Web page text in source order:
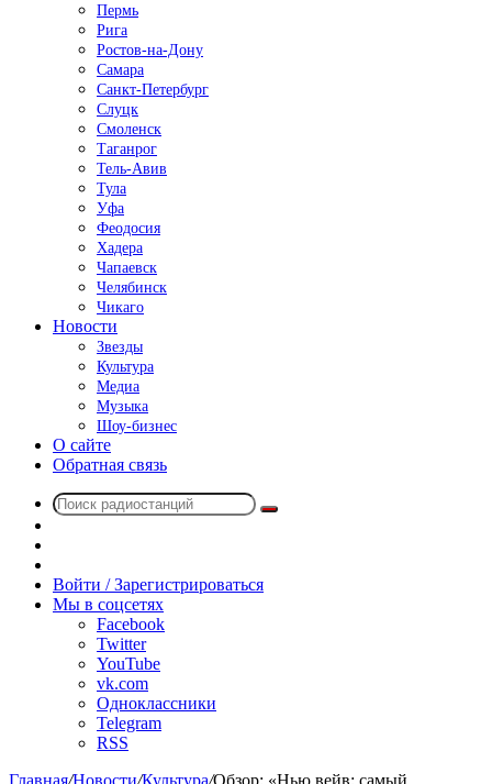
Пермь
Рига
Ростов-на-Дону
Самара
Санкт-Петербург
Слуцк
Смоленск
Таганрог
Тель-Авив
Тула
Уфа
Феодосия
Хадера
Чапаевск
Челябинск
Чикаго
Новости
Звезды
Культура
Медиа
Музыка
Шоу-бизнес
О сайте
Обратная связь
Поиск
радио
Войти / Зарегистрироваться
Мы в соцсетях
Facebook
Twitter
YouTube
vk.com
Одноклассники
Telegram
RSS
Главная/Новости/Культура/Обзор: «Нью вейв: самый